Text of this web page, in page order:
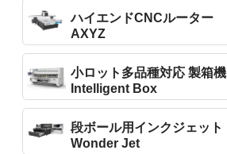
ハイエンドCNCルーター
AXYZ
小ロット多品種対応 製箱機
Intelligent Box
段ボール用インクジェット
Wonder Jet